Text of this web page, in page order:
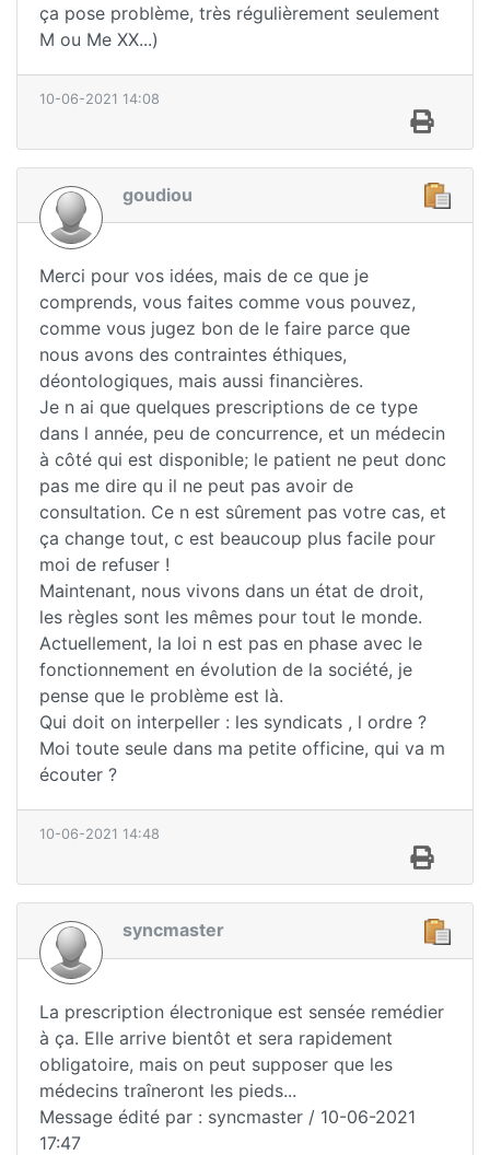
ça pose problème, très régulièrement seulement
M ou Me XX...)
10-06-2021 14:08
goudiou
Merci pour vos idées, mais de ce que je
comprends, vous faites comme vous pouvez,
comme vous jugez bon de le faire parce que
nous avons des contraintes éthiques,
déontologiques, mais aussi financières.
Je n ai que quelques prescriptions de ce type
dans l année, peu de concurrence, et un médecin
à côté qui est disponible; le patient ne peut donc
pas me dire qu il ne peut pas avoir de
consultation. Ce n est sûrement pas votre cas, et
ça change tout, c est beaucoup plus facile pour
moi de refuser !
Maintenant, nous vivons dans un état de droit,
les règles sont les mêmes pour tout le monde.
Actuellement, la loi n est pas en phase avec le
fonctionnement en évolution de la société, je
pense que le problème est là.
Qui doit on interpeller : les syndicats , l ordre ?
Moi toute seule dans ma petite officine, qui va m
écouter ?
10-06-2021 14:48
syncmaster
La prescription électronique est sensée remédier
à ça. Elle arrive bientôt et sera rapidement
obligatoire, mais on peut supposer que les
médecins traîneront les pieds...
Message édité par : syncmaster / 10-06-2021
17:47